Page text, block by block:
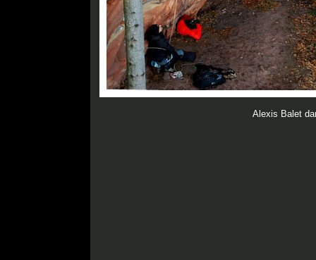
Alexis Balet